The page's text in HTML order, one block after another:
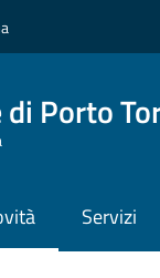
di Porto
Servizi